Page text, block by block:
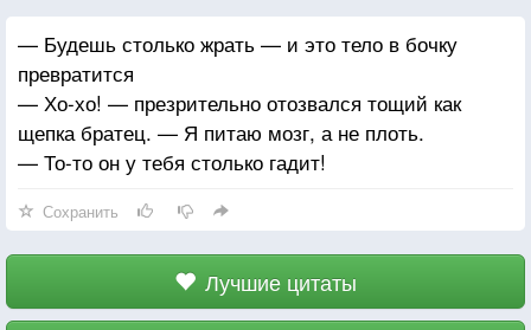
— Будешь столько жрать — и это тело в бочку
превратится
— Хо-хо! — презрительно отозвался тощий как
щепка братец. — Я питаю мозг, а не плоть.
— То-то он у тебя столько гадит!
Сохранить
Лучшие цитаты